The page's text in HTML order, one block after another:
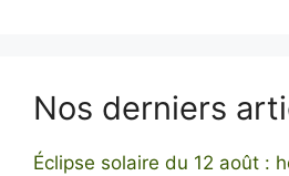
Nos derniers
Éclipse solaire du 12 août :